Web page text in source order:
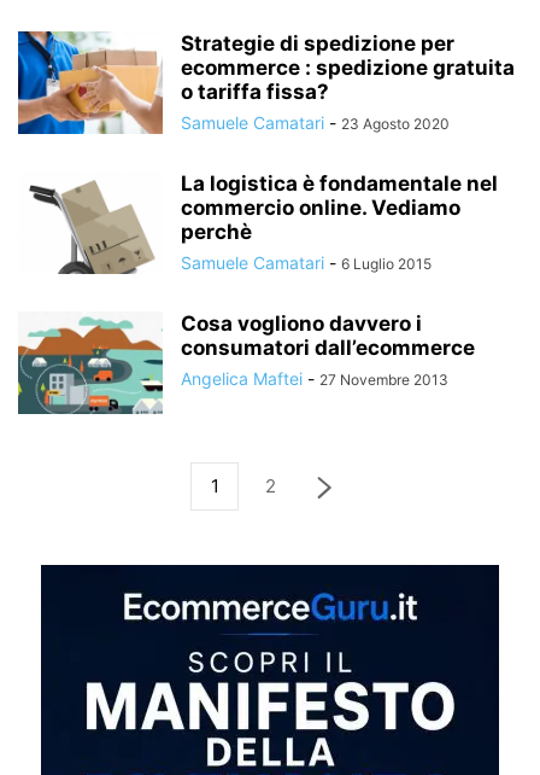
Strategie di spedizione per
ecommerce : spedizione gratuita
o tariffa fissa?
Samuele Camatari - 23 Agosto 2020
La logistica è fondamentale nel
commercio online. Vediamo
perchè
Samuele Camatari - 6 Luglio 2015
Cosa vogliono davvero i
consumatori dall’ecommerce
Angelica Maftei - 27 Novembre 2013
1 2